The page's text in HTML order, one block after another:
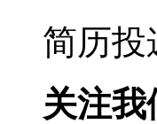
简历投
关注我